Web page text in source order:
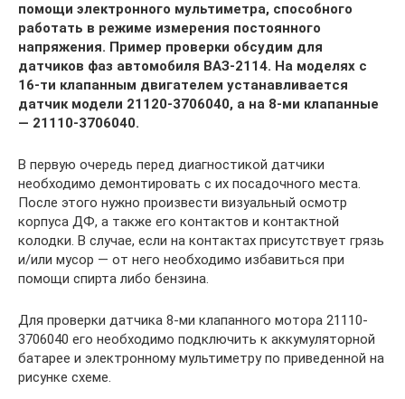
помощи электронного мультиметра, способного
работать в режиме измерения постоянного
напряжения. Пример проверки обсудим для
датчиков фаз автомобиля ВАЗ-2114. На моделях с
16-ти клапанным двигателем устанавливается
датчик модели 21120-3706040, а на 8-ми клапанные
— 21110-3706040.
В первую очередь перед диагностикой датчики
необходимо демонтировать с их посадочного места.
После этого нужно произвести визуальный осмотр
корпуса ДФ, а также его контактов и контактной
колодки. В случае, если на контактах присутствует грязь
и/или мусор — от него необходимо избавиться при
помощи спирта либо бензина.
Для проверки датчика 8-ми клапанного мотора 21110-
3706040 его необходимо подключить к аккумуляторной
батарее и электронному мультиметру по приведенной на
рисунке схеме.